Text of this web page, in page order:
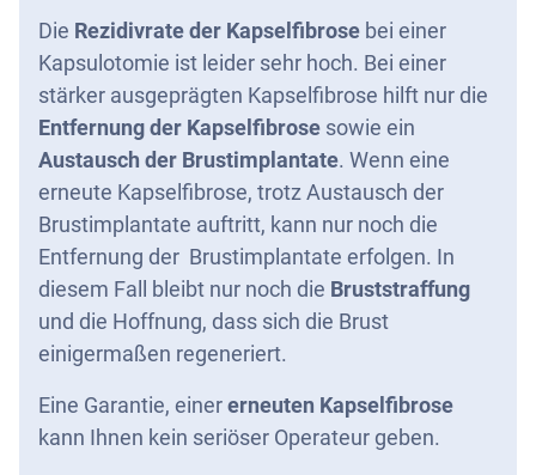
Die Rezidivrate der Kapselfibrose bei einer
Kapsulotomie ist leider sehr hoch. Bei einer
stärker ausgeprägten Kapselfibrose hilft nur die
Entfernung der Kapselfibrose sowie ein
Austausch der Brustimplantate. Wenn eine
erneute Kapselfibrose, trotz Austausch der
Brustimplantate auftritt, kann nur noch die
Entfernung der Brustimplantate erfolgen. In
diesem Fall bleibt nur noch die Bruststraffung
und die Hoffnung, dass sich die Brust
einigermaßen regeneriert.
Eine Garantie, einererneuten Kapselfibrose
kann Ihnen kein seriöser Operateur geben.